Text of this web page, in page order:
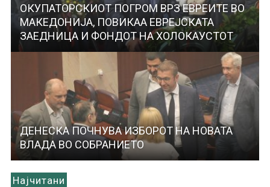
ОКУПАТОРСКИОТ ПОГРОМ ВРЗ ЕВРЕИТЕ ВО
МАКЕДОНИЈА, ПОВИКАА ЕВРЕЈСКАТА
ЗАЕДНИЦА И ФОНДОТ НА ХОЛОКАУСТОТ
ДЕНЕСКА ПОЧНУВА ИЗБОРОТ НА НОВАТА
ВЛАДА ВО СОБРАНИЕТО
Најчитани